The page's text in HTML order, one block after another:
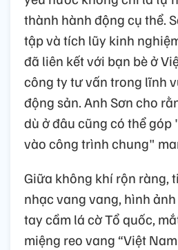
thành hành động cụ thể.
tập và tích lũy kinh
đã liên kết với bạn bè ở
công ty tư vấn trong lĩnh
động sản. Anh Sơn cho
dù ở đâu cũng có thể góp
vào công trình chung"
Giữa không khí rộn ràng,
nhạc vang vang, hình
tay cầm lá cờ Tổ quốc,
miệng reo vang “Việt